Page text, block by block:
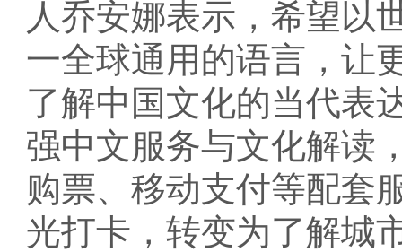
人乔安娜表示，希望以
一全球通用的语言，让
了解中国文化的当代表
强中文服务与文化解读
购票、移动支付等配套
光打卡，转变为了解城